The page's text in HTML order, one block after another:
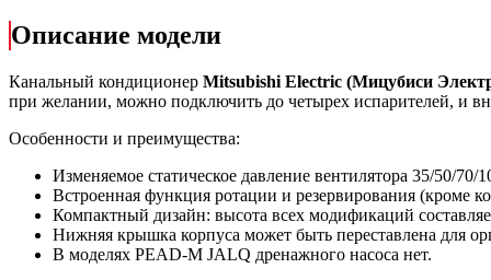
Описание модели
Канальный кондиционер Mitsubishi Electric (Мицубиси
при желании, можно подключить до четырех испарителей, и
Особенности и преимущества:
Изменяемое статическое давление вентилятора 35/50/70/
Встроенная функция ротации и резервирования
Компактный дизайн: высота всех модификаций
Нижняя крышка корпуса может быть переставлена для
В моделях PEAD-M JALQ дренажного насоса нет.